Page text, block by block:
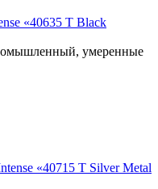
«40635 T Black
умеренные